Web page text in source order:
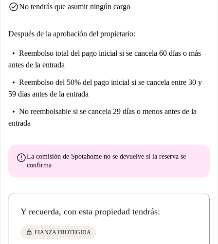
check_circleNo tendrás que asumir ningún cargo
Después de la aprobación del propietario:
Reembolso total del pago inicial si se cancela 60 días o más
antes de la entrada
Reembolso del 50% del pago inicial si se cancela entre 30 y
59 días antes de la entrada
No reembolsable si se cancela 29 días o menos antes de la
entrada
errorLa comisión de Spotahome no se devuelve si la reserva se
confirma
Y recuerda, con esta propiedad tendrás:
lock FIANZA PROTEGIDA